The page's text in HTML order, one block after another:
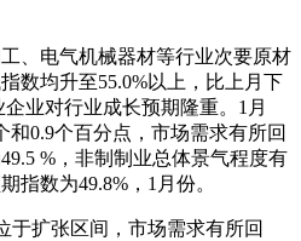
电气机械器材等行业次要原材
数均升至55.0%以上，比上月下
业对行业成长预期隆重。1月
和0.9个百分点，市场需求有所回
%，非制制业总体景气程度有
指数为49.8%，1月份。
扩张区间，市场需求有所回